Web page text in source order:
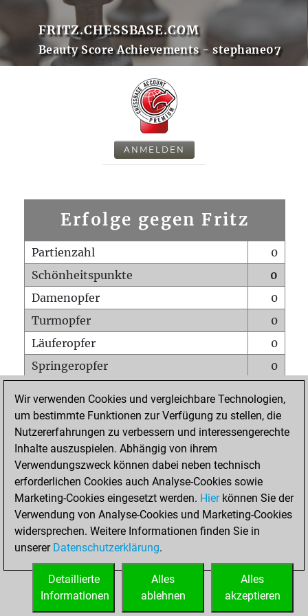
FRITZ.CHESSBASE.COM
Beauty Score Achievements - stephane07
ANMELDEN
Erfolge gegen Fritz
Partienzahl
0
Schönheitspunkte
0
Damenopfer
0
Turmopfer
0
Läuferopfer
0
Springeropfer
0
Matt auf vollem Brett
0
Bauer setzt Matt
0
Erstickte Matts
Unterverwandlungen
Türme auf der siebten
0
STARTSEITE
Wir verwenden Cookies und vergleichbare Technologien,
um bestimmte Funktionen zur Verfügung zu stellen, die
Nutzererfahrungen zu verbessern und interessengerechte
Inhalte auszuspielen. Abhängig von ihrem
Verwendungszweck können dabei neben technisch
erforderlichen Cookies auch Analyse-Cookies sowie
Marketing-Cookies eingesetzt werden. Hierkönnen Sie der
Verwendung von Analyse-Cookies und Marketing-Cookies
widersprechen. Weitere Informationen finden Sie in
unserer Datenschutzerklärung.
Alles
akzeptieren
Alles
ablehnen
Detaillierte
Informationen